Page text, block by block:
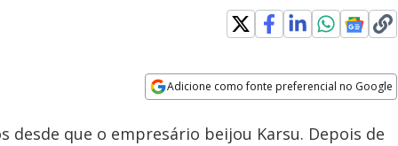
Adicione como fonte preferencial no Google
Velocidade
desde que o empresário beijou Karsu. Depois de